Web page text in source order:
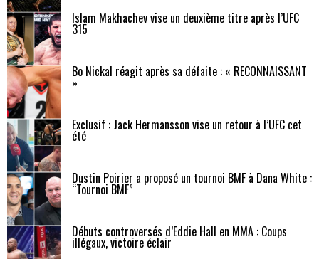
Islam Makhachev vise un deuxième titre après l’UFC
315
Bo Nickal réagit après sa défaite : « RECONNAISSANT
»
Exclusif : Jack Hermansson vise un retour à l’UFC cet
été
Dustin Poirier a proposé un tournoi BMF à Dana White :
“Tournoi BMF”
Débuts controversés d’Eddie Hall en MMA : Coups
illégaux, victoire éclair